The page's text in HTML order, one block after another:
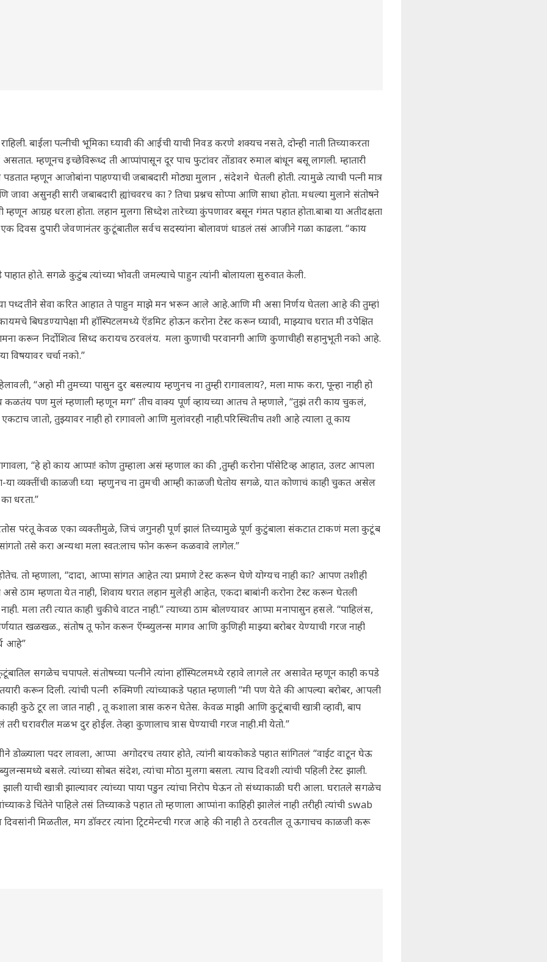
बाईला पत्नीची भूमिका घ्यावी की आईची याची निवड करणे शक्यच नसते, दोन्ही नाती तिच्याकरता
म्हणूनच इच्छेविरूध्द ती आप्पांपासून दूर पाच फुटांवर तोंडावर रुमाल बांधून बसू लागली. म्हातारी
म्हणून आजोबांना पाहण्याची जबाबदारी मोठ्या मुलान , संदेशने घेतली होती. त्यामुळे त्याची पत्नी मात्र
जावा असुनही सारी जबाबदारी ह्यांचवरच का ? तिचा प्रश्नच सोप्पा आणि साधा होता. मधल्या मुलाने संतोषने
म्हणून आग्रह धरला होता. लहान मुलगा सिध्देश तारेच्या कुंपणावर बसून गंमत पहात होता.बाबा या अतीदक्षता
एक दिवस दुपारी जेवणानंतर कुटूंबातील सर्वच सदस्यांना बोलावणं धाडलं तसं आजीने गळा काढला. “काय
होते. सगळे कुटुंब त्यांच्या भोवती जमल्याचे पाहुन त्यांनी बोलायला सुरुवात केली.
पध्दतीने सेवा करित आहात ते पाहुन माझे मन भरून आले आहे.आणि मी असा निर्णय घेतला आहे की तुम्हां
बिघडण्यापेक्षा मी हाॅस्पिटलमध्ये ऍडमिट होऊन करोना टेस्ट करून घ्यावी, माझ्याच घरात मी उपेक्षित
करून निर्दोशित्व सिध्द करायच ठरवलंय. मला कुणाची परवानगी आणि कुणाचीही सहानुभूती नको आहे.
विषयावर चर्चा नको.”
“अहो मी तुमच्या पासुन दुर बसल्याय म्हणुनच ना तुम्ही रागावलाय?, मला माफ करा, पून्हा नाही हो
कळतंय पण मुलं म्हणाली म्हणून मग” तीच वाक्य पूर्ण व्हायच्या आतच ते म्हणाले, “तुझं तरी काय चुकलं,
जातो, तुझ्यावर नाही हो रागावलो आणि मुलांवरही नाही.परिस्थितीच तशी आहे त्याला तू काय
“हे हो काय आप्पा! कोण तुम्हाला असं म्हणाल का की ,तुम्ही करोना पाॅसेटिव्ह आहात, उलट आपला
या व्यक्तींची काळजी घ्या म्हणुनच ना तुमची आम्ही काळजी घेतोय सगळे, यात कोणाचं काही चुकत असेल
धरता.”
परंतू केवळ एका व्यक्तीमुळे, जिचं जगुनही पूर्ण झालं तिच्यामुळे पूर्ण कुटुंबाला संकटात टाकणं मला कुटूंब
तसे करा अन्यथा मला स्वत:लाच फोन करून कळवावे लागेल.”
तो म्हणाला, “दादा, आप्पा सांगत आहेत त्या प्रमाणे टेस्ट करून घेणे योग्यच नाही का? आपण तशीही
ठाम म्हणता येत नाही, शिवाय घरात लहान मुलेही आहेत, एकदा बाबांनी करोना टेस्ट करून घेतली
मला तरी त्यात काही चुकीचे वाटत नाही.” त्याच्या ठाम बोलण्यावर आप्पा मनापासुन हसले. “पाहिलंस,
खळखळ., संतोष तू फोन करून ऍम्ब्युलन्स मागव आणि कुणिही माझ्या बरोबर येण्याची गरज नाही
आहे”
सगळेच चपापले. संतोषच्या पत्नीने त्यांना हाॅस्पिटलमध्ये रहावे लागले तर असावेत म्हणून काही कपडे
करून दिली. त्यांची पत्नी रुक्मिणी त्यांच्याकडे पहात म्हणाली “मी पण येते की आपल्या बरोबर, आपली
कुठे टूर ला जात नाही , तू कशाला त्रास करुन घेतेस. केवळ माझी आणि कुटूंबाची खात्री व्हावी, बाप
घरावरील मळभ दुर होईल. तेव्हा कुणालाच त्रास घेण्याची गरज नाही.मी येतो.”
पदर लावला, आप्पा अगोदरच तयार होते, त्यांनी बायकोकडे पहात सांगितलं “वाईट वाटून घेऊ
बसले. त्यांच्या सोबत संदेश, त्यांचा मोठा मुलगा बसला. त्याच दिवशी त्यांची पहिली टेस्ट झाली.
याची खात्री झाल्यावर त्यांच्या पाया पडुन त्यांचा निरोप घेऊन तो संध्याकाळी घरी आला. घरातले सगळेच
चिंतेने पाहिले तसं तिच्याकडे पहात तो म्हणाला आप्पांना काहिही झालेलं नाही तरीही त्यांची swab
दिवसांनी मिळतील, मग डाॅक्टर त्यांना ट्रिटमेन्टची गरज आहे की नाही ते ठरवतील तू ऊगाचच काळजी करू